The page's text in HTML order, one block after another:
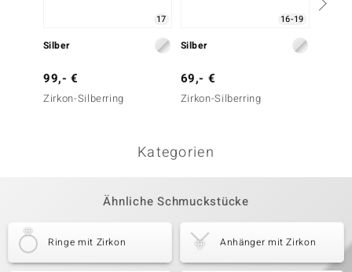
17
Silber
99,- €
Zirkon-Silberring
16-19
Silber
69,- €
Zirkon-Silberring
Kategorien
Ähnliche Schmuckstücke
Ringe mit Zirkon Anhänger mit Zirkon